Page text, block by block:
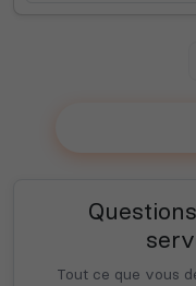
Tout ce que vous